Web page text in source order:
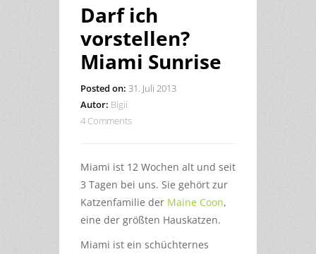
Darf ich
vorstellen?
Miami Sunrise
Posted on: 31. Juli 2013
Autor: Bigii
4 Comments
Miami ist 12 Wochen alt und seit
3 Tagen bei uns. Sie gehört zur
Katzenfamilie der Maine Coon,
eine der größten Hauskatzen.
Miami ist ein schüchternes